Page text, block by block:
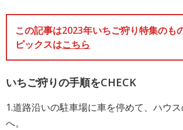
この記事は2023年いちご狩り特集のも
ピックスはこちら
いちご狩りの手順をCHECK
1.道路沿いの駐車場に車を停めて、ハウ
へ。